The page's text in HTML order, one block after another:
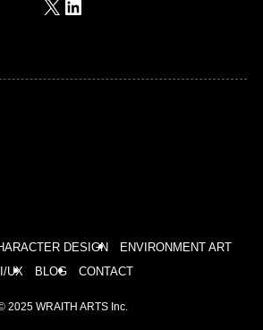
X LinkedIn
DESIGN
ENVIRONMENT ART
UX
BLOG CONTACT
2025 WRAITH ARTS Inc.